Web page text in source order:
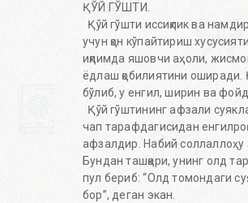
ҚЎЙ ГЎШТИ.
Қўй гўшти иссиқлик ва
учун қон кўпайтириш
иқлимда яшовчи аҳоли,
ёдлаш қобилиятини оширади.
бўлиб, у енгил, ширин ва
Қўй гўштининг афзали
чап тарафдагисидан
афзалдир. Набий соллаллоҳу
Бундан ташқари, унинг олд
пул бериб: “Олд томондаги
бор”, деган экан.